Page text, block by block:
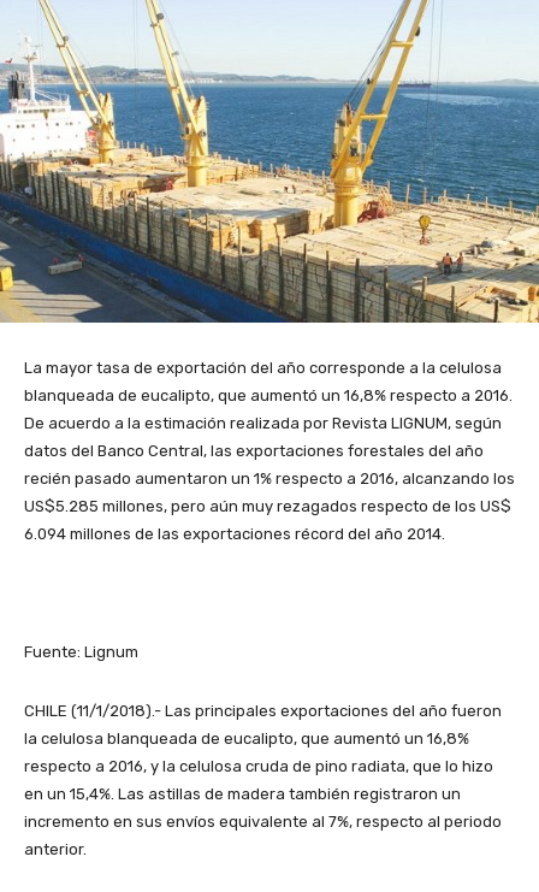
La mayor tasa de exportación del año corresponde a la celulosa
blanqueada de eucalipto, que aumentó un 16,8% respecto a 2016.
De acuerdo a la estimación realizada por Revista LIGNUM, según
datos del Banco Central, las exportaciones forestales del año
recién pasado aumentaron un 1% respecto a 2016, alcanzando los
US$5.285 millones, pero aún muy rezagados respecto de los US$
6.094 millones de las exportaciones récord del año 2014.
Fuente: Lignum
CHILE (11/1/2018).- Las principales exportaciones del año fueron
la celulosa blanqueada de eucalipto, que aumentó un 16,8%
respecto a 2016, y la celulosa cruda de pino radiata, que lo hizo
en un 15,4%. Las astillas de madera también registraron un
incremento en sus envíos equivalente al 7%, respecto al periodo
anterior.